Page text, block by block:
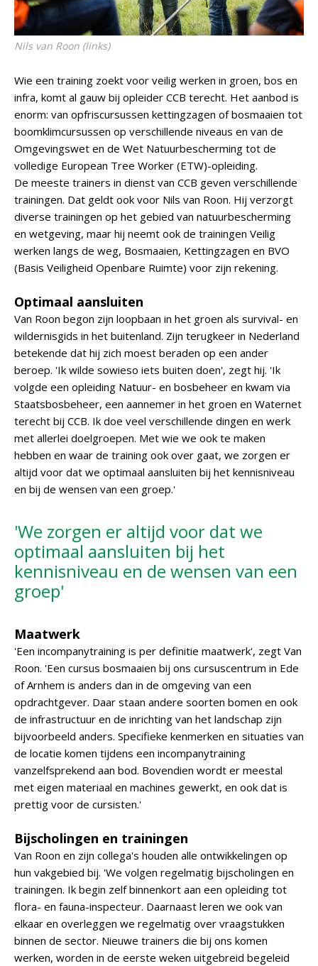
Nils van Roon (links)
Wie een training zoekt voor veilig werken in groen, bos en
infra, komt al gauw bij opleider CCB terecht. Het aanbod is
enorm: van opfriscursussen kettingzagen of bosmaaien tot
boomklimcursussen op verschillende niveaus en van de
Omgevingswet en de Wet Natuurbescherming tot de
volledige European Tree Worker (ETW)-opleiding.
De meeste trainers in dienst van CCB geven verschillende
trainingen. Dat geldt ook voor Nils van Roon. Hij verzorgt
diverse trainingen op het gebied van natuurbescherming
en wetgeving, maar hij neemt ook de trainingen Veilig
werken langs de weg, Bosmaaien, Kettingzagen en BVO
(Basis Veiligheid Openbare Ruimte) voor zijn rekening.
Optimaal aansluiten
Van Roon begon zijn loopbaan in het groen als survival- en
wildernisgids in het buitenland. Zijn terugkeer in Nederland
betekende dat hij zich moest beraden op een ander
beroep. 'Ik wilde sowieso iets buiten doen', zegt hij. 'Ik
volgde een opleiding Natuur- en bosbeheer en kwam via
Staatsbosbeheer, een aannemer in het groen en Waternet
terecht bij CCB. Ik doe veel verschillende dingen en werk
met allerlei doelgroepen. Met wie we ook te maken
hebben en waar de training ook over gaat, we zorgen er
altijd voor dat we optimaal aansluiten bij het kennisniveau
en bij de wensen van een groep.'
'We zorgen er altijd voor dat we
optimaal aansluiten bij het
kennisniveau en de wensen van een
groep'
Maatwerk
'Een incompanytraining is per definitie maatwerk', zegt Van
Roon. 'Een cursus bosmaaien bij ons cursuscentrum in Ede
of Arnhem is anders dan in de omgeving van een
opdrachtgever. Daar staan andere soorten bomen en ook
de infrastructuur en de inrichting van het landschap zijn
bijvoorbeeld anders. Specifieke kenmerken en situaties van
de locatie komen tijdens een incompanytraining
vanzelfsprekend aan bod. Bovendien wordt er meestal
met eigen materiaal en machines gewerkt, en ook dat is
prettig voor de cursisten.'
Bijscholingen en trainingen
Van Roon en zijn collega's houden alle ontwikkelingen op
hun vakgebied bij. 'We volgen regelmatig bijscholingen en
trainingen. Ik begin zelf binnenkort aan een opleiding tot
flora- en fauna-inspecteur. Daarnaast leren we ook van
elkaar en overleggen we regelmatig over vraagstukken
binnen de sector. Nieuwe trainers die bij ons komen
werken, worden in de eerste weken uitgebreid begeleid